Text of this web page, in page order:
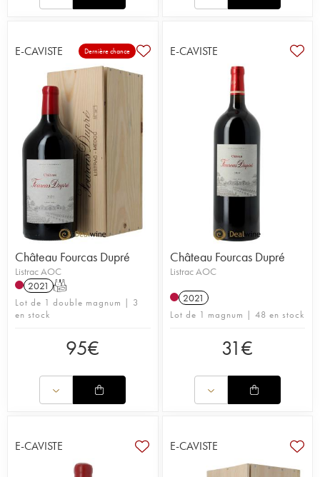
E-CAVISTE Dernière chance
Château Fourcas Dupré
Listrac AOC
2021 T
Lot de 1 double magnum | 3
en stock
95€
E-CAVISTE
Château Fourcas Dupré
Listrac AOC
2021
Lot de 1 magnum | 48 en stock
31€
E-CAVISTE E-CAVISTE